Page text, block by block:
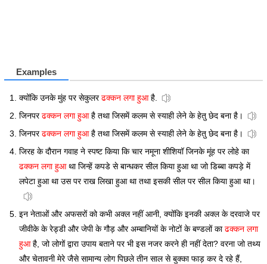
Examples
क्योंकि उनके मुंह पर सेकुलरढक्कन लगा हुआहै.
जिनपरढक्कन लगा हुआहै तथा जिसमें कलम से स्याही लेने के हेतु छेद बना है।
जिनपरढक्कन लगा हुआहै तथा जिसमें कलम से स्याही लेने के हेतु छेद बना है।
जिरह के दौरान गवाह ने स्पष्ट किया कि चार नमूना शीशियॉ जिनके मूंह पर लोहे का
ढक्कन लगा हुआथा जिन्हें कपडे से बान्धकर सील किया हुआ था जो डिब्बा कपड़े में
लपेटा हुआ था उस पर राख लिखा हुआ था तथा इसकी सील पर सील किया हुआ था।
इन नेताओं और अफसरों को कभी अक्ल नहीं आनी, क्योंकि इनकी अक्ल के दरवाजे पर
जीवीके के रेड्डी और जेपी के गौड़ और अम्बानियों के नोटों के बण्डलों काढक्कन लगा
हुआहै, जो लोगों द्वारा उपाय बताने पर भी इस नजर करने ही नहीं देता? वरना जो तथ्य
और चेतावनी मेरे जैसे सामान्य लोग पिछले तीन साल से बुक्का फाड़ कर दे रहे हैं,